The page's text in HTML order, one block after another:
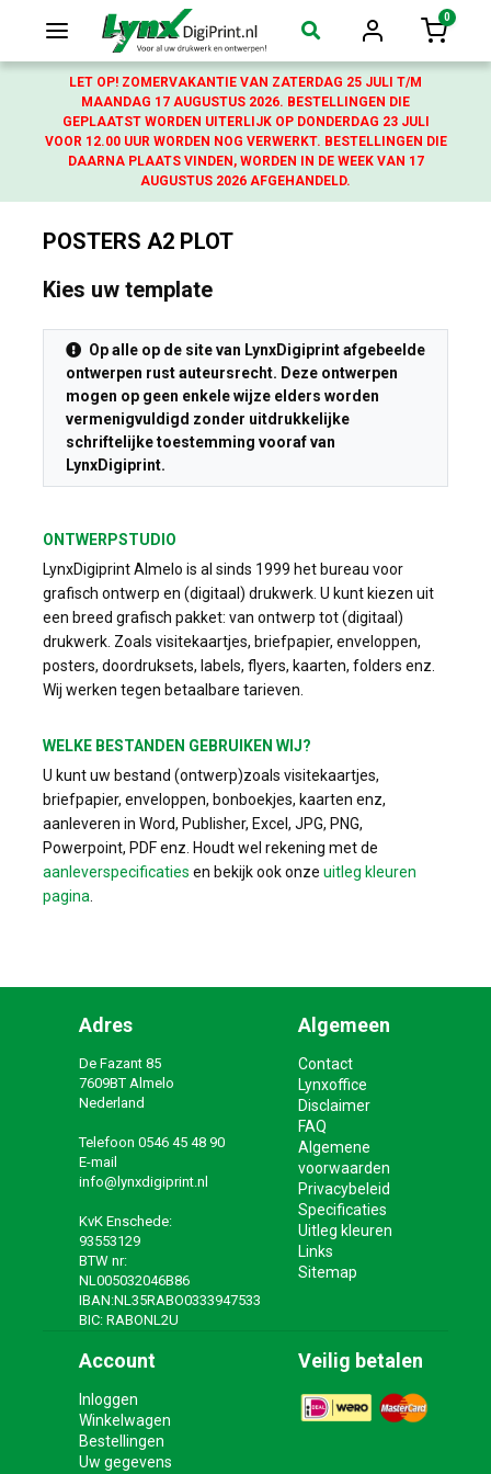
Login
0
LET OP! ZOMERVAKANTIE VAN ZATERDAG 25 JULI T/M
MAANDAG 17 AUGUSTUS 2026. BESTELLINGEN DIE
GEPLAATST WORDEN UITERLIJK OP DONDERDAG 23 JULI
VOOR 12.00 UUR WORDEN NOG VERWERKT. BESTELLINGEN DIE
DAARNA PLAATS VINDEN, WORDEN IN DE WEEK VAN 17
AUGUSTUS 2026 AFGEHANDELD.
POSTERS A2 PLOT
Kies uw template
Op alle op de site van LynxDigiprint afgebeelde
ontwerpen rust auteursrecht. Deze ontwerpen
mogen op geen enkele wijze elders worden
vermenigvuldigd zonder uitdrukkelijke
schriftelijke toestemming vooraf van
LynxDigiprint.
ONTWERPSTUDIO
LynxDigiprint Almelo is al sinds 1999 het bureau voor
grafisch ontwerp en (digitaal) drukwerk. U kunt kiezen uit
een breed grafisch pakket: van ontwerp tot (digitaal)
drukwerk. Zoals visitekaartjes, briefpapier, enveloppen,
posters, doordruksets, labels, flyers, kaarten, folders enz.
Wij werken tegen betaalbare tarieven.
WELKE BESTANDEN GEBRUIKEN WIJ?
U kunt uw bestand (ontwerp)zoals visitekaartjes,
briefpapier, enveloppen, bonboekjes, kaarten enz,
aanleveren in Word, Publisher, Excel, JPG, PNG,
Powerpoint, PDF enz. Houdt wel rekening met de
aanleverspecificaties en bekijk ook onze uitleg kleuren
pagina
Adres
De Fazant 85
7609BT Almelo
Nederland
Telefoon 0546 45 48 90
E-mail
info@lynxdigiprint.nl
KvK Enschede:
93553129
BTW nr:
NL005032046B86
IBAN:NL35RABO0333947533
BIC: RABONL2U
Algemeen
Contact
Lynxoffice
Disclaimer
FAQ
Algemene
voorwaarden
Privacybeleid
Specificaties
Uitleg kleuren
Links
Sitemap
Account
Inloggen
Winkelwagen
Bestellingen
Uw gegevens
Veilig betalen